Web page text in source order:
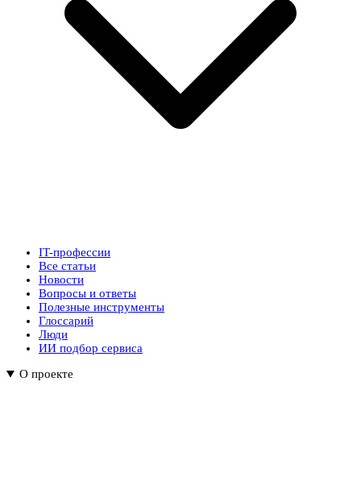
IT-профессии
Все статьи
Новости
Вопросы и ответы
Полезные инструменты
Глоссарий
Люди
ИИ подбор сервиса
О проекте